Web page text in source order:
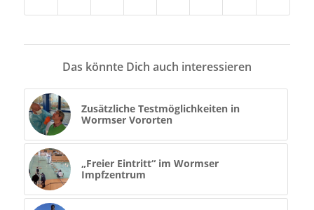
Das könnte Dich auch interessieren
Zusätzliche Testmöglichkeiten in
Wormser Vororten
„Freier Eintritt“ im Wormser
Impfzentrum